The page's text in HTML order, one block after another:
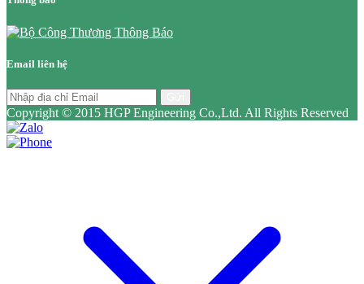
Email liên hệ
Copyright © 2015 HGP Engineering Co.,Ltd. All Rights Reserved